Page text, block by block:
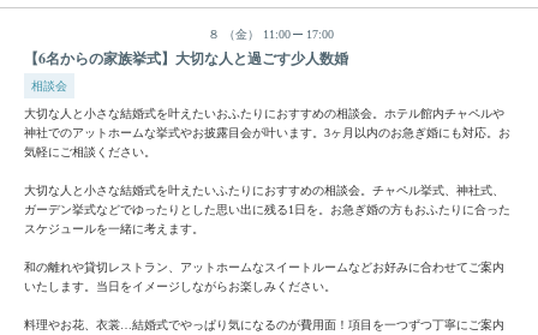
８ （金） 11:00 17:00
【6名からの家族挙式】大切な人と過ごす少人数婚
相談会
大切な人と小さな結婚式を叶えたいおふたりにおすすめの相談会。ホテル館内チャペルや
神社でのアットホームな挙式やお披露目会が叶います。3ヶ月以内のお急ぎ婚にも対応。お
気軽にご相談ください。
大切な人と小さな結婚式を叶えたいふたりにおすすめの相談会。チャペル挙式、神社式、
ガーデン挙式などでゆったりとした思い出に残る1日を。お急ぎ婚の方もおふたりに合った
スケジュールを一緒に考えます。
和の離れや貸切レストラン、アットホームなスイートルームなどお好みに合わせてご案内
いたします。当日をイメージしながらお楽しみください。
料理やお花、衣裳…結婚式でやっぱり気になるのが費用面！項目を一つずつ丁寧にご案内